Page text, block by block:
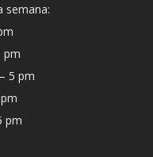
semana:
pm
5 pm
pm